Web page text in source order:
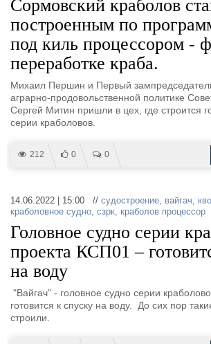
Сормовский краболов
построенным по
под киль процессором -
переработке краба.
Михаил Першин и Первый
аграрно-продовольственной политике
Сергей Митин пришли в цех, где строится
серии краболовов.
212 0 0
14.06.2022 | 15:00 // судостроение, вайгач,
краболовное судно, сзрк, краболов процессор
Головное судно серии
проекта КСП01 –
на воду
"Вайгач" - головное судно серии
готовится к спуску на воду. До сих пор
строили.